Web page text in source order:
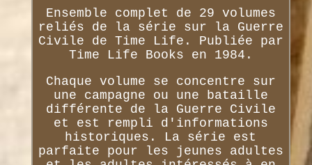
Ensemble complet de 29 volumes
reliés de la série sur la Guerre
Civile de Time Life. Publiée par
Time Life Books en 1984.
Chaque volume se concentre sur
une campagne ou une bataille
différente de la Guerre Civile
et est rempli d'informations
historiques. La série est
parfaite pour les jeunes adultes